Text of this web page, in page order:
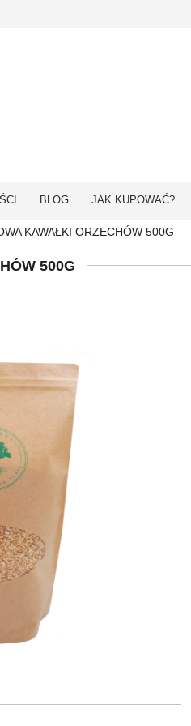
BLOG JAK KUPOWAĆ?
KAWAŁKI ORZECHÓW 500G
500G